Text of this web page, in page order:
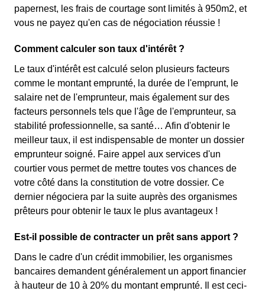
papernest, les frais de courtage sont limités à 950m2, et
vous ne payez qu'en cas de négociation réussie !
Comment calculer son taux d'intérêt ?
Le taux d'intérêt est calculé selon plusieurs facteurs
comme le montant emprunté, la durée de l'emprunt, le
salaire net de l'emprunteur, mais également sur des
facteurs personnels tels que l'âge de l'emprunteur, sa
stabilité professionnelle, sa santé… Afin d'obtenir le
meilleur taux, il est indispensable de monter un dossier
emprunteur soigné. Faire appel aux services d'un
courtier vous permet de mettre toutes vos chances de
votre côté dans la constitution de votre dossier. Ce
dernier négociera par la suite auprès des organismes
prêteurs pour obtenir le taux le plus avantageux !
Est-il possible de contracter un prêt sans apport ?
Dans le cadre d'un crédit immobilier, les organismes
bancaires demandent généralement un apport financier
à hauteur de 10 à 20% du montant emprunté. Il est ceci-